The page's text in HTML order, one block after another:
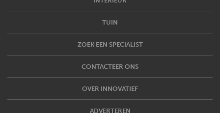
TUIN
ZOEK EEN SPECIALIST
CONTACTEER ONS
OVER INNOVATIEF
ADVERTEREN